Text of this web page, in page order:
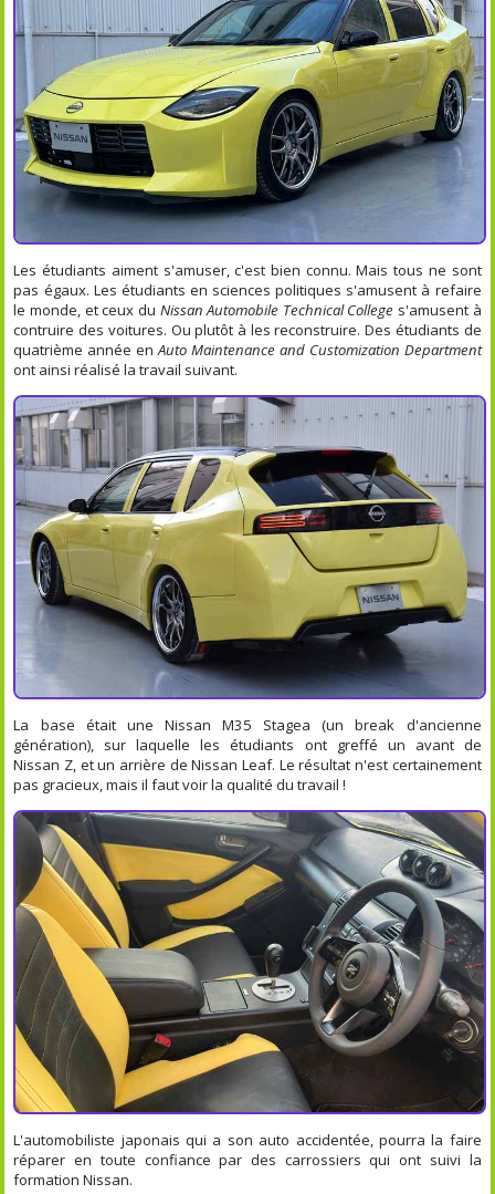
Les étudiants aiment s'amuser, c'est bien connu. Mais tous ne sont
pas égaux. Les étudiants en sciences politiques s'amusent à refaire
le monde, et ceux du Nissan Automobile Technical College s'amusent à
contruire des voitures. Ou plutôt à les reconstruire. Des étudiants de
quatrième année enAuto Maintenance and Customization Department
ont ainsi réalisé la travail suivant.
La base était une Nissan M35 Stagea (un break d'ancienne
génération), sur laquelle les étudiants ont greffé un avant de
Nissan Z, et un arrière de Nissan Leaf. Le résultat n'est certainement
pas gracieux, mais il faut voir la qualité du travail !
L'automobiliste japonais qui a son auto accidentée, pourra la faire
réparer en toute confiance par des carrossiers qui ont suivi la
formation Nissan.